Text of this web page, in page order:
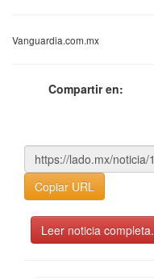
Vanguardia.com.mx
Compartir en:
Copiar URL
Leer noticia completa.